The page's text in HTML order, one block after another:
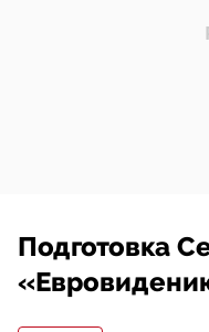
Подготовка